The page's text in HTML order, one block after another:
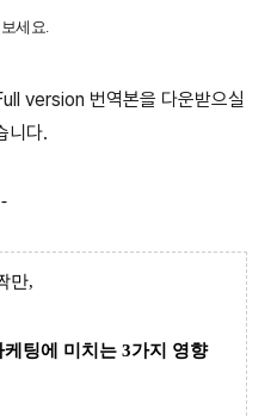
세요.
version 번역본을 다운받으실
니다.
-
만,
팅에 미치는 3가지 영향